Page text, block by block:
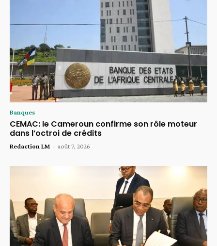
Banques
CEMAC: le Cameroun confirme son rôle moteur
dans l’octroi de crédits
Redaction LM - août 7, 2026